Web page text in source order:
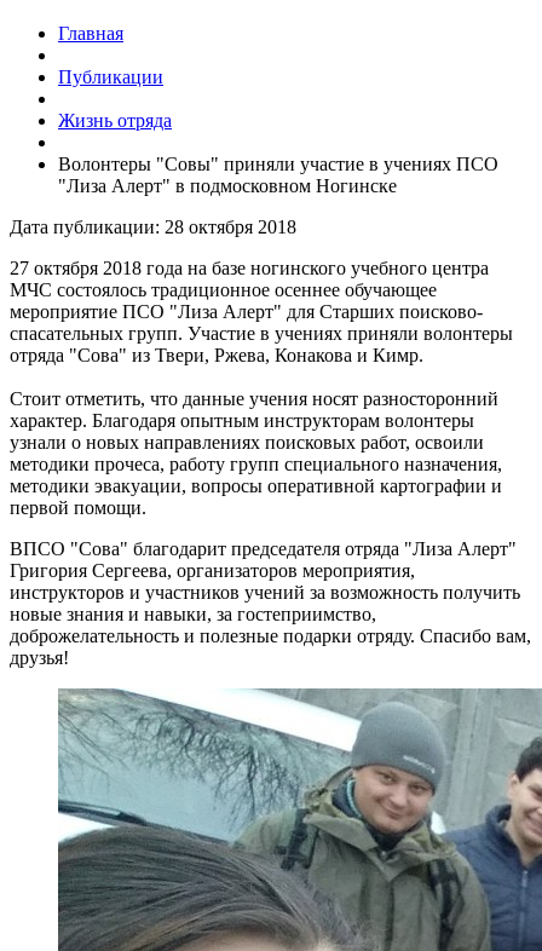
Главная
Публикации
Жизнь отряда
Волонтеры "Совы" приняли участие в учениях ПСО
"Лиза Алерт" в подмосковном Ногинске
Дата публикации: 28 октября 2018
27 октября 2018 года на базе ногинского учебного центра
МЧС состоялось традиционное осеннее обучающее
мероприятие ПСО "Лиза Алерт" для Старших поисково-
спасательных групп. Участие в учениях приняли волонтеры
отряда "Сова" из Твери, Ржева, Конакова и Кимр.
Стоит отметить, что данные учения носят разносторонний
характер. Благодаря опытным инструкторам волонтеры
узнали о новых направлениях поисковых работ, освоили
методики прочеса, работу групп специального назначения,
методики эвакуации, вопросы оперативной картографии и
первой помощи.
ВПСО "Сова" благодарит председателя отряда "Лиза Алерт"
Григория Сергеева, организаторов мероприятия,
инструкторов и участников учений за возможность получить
новые знания и навыки, за гостеприимство,
доброжелательность и полезные подарки отряду. Спасибо вам,
друзья!